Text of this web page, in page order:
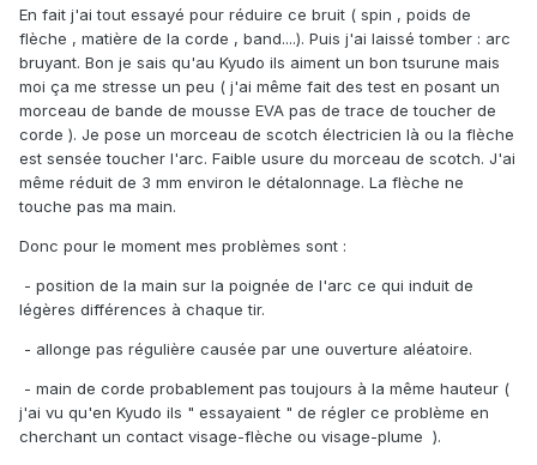
En fait j'ai tout essayé pour réduire ce bruit ( spin , poids de
flèche , matière de la corde , band....). Puis j'ai laissé tomber : arc
bruyant. Bon je sais qu'au Kyudo ils aiment un bon tsurune mais
moi ça me stresse un peu ( j'ai même fait des test en posant un
morceau de bande de mousse EVA pas de trace de toucher de
corde ). Je pose un morceau de scotch électricien là ou la flèche
est sensée toucher l'arc. Faible usure du morceau de scotch. J'ai
même réduit de 3 mm environ le détalonnage. La flèche ne
touche pas ma main.
Donc pour le moment mes problèmes sont :
- position de la main sur la poignée de l'arc ce qui induit de
légères différences à chaque tir.
- allonge pas régulière causée par une ouverture aléatoire.
- main de corde probablement pas toujours à la même hauteur (
j'ai vu qu'en Kyudo ils " essayaient " de régler ce problème en
cherchant un contact visage-flèche ou visage-plume ).